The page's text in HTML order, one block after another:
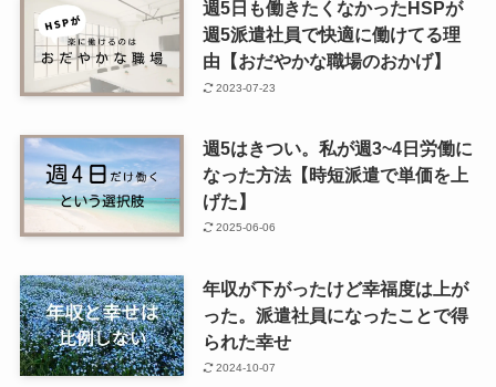
週5日も働きたくなかったHSPが
週5派遣社員で快適に働けてる理
由【おだやかな職場のおかげ】
2023-07-23
週5はきつい。私が週3~4日労働に
なった方法【時短派遣で単価を上
げた】
2025-06-06
年収が下がったけど幸福度は上が
った。派遣社員になったことで得
られた幸せ
2024-10-07